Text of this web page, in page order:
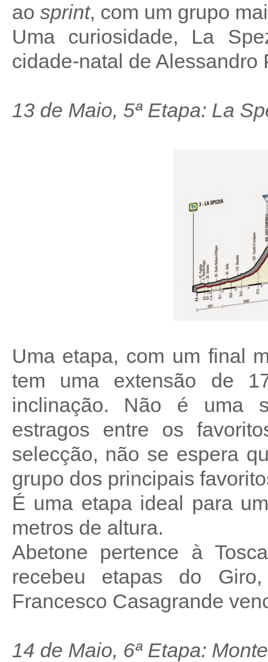
ao sprint, com um grupo
Uma curiosidade, La
cidade-natal de Alessandro
13 de Maio, 5ª Etapa: La
Uma etapa, com um final
tem uma extensão de
inclinação. Não é uma
estragos entre os
selecção, não se espera
grupo dos principais
É uma etapa ideal para
metros de altura.
Abetone pertence à
recebeu etapas do
Francesco Casagrande
14 de Maio, 6ª Etapa: